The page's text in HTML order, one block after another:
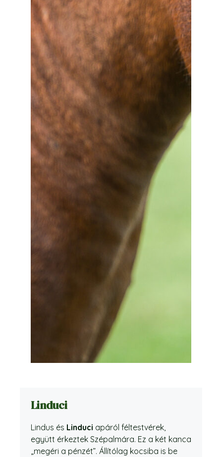
Linduci
Lindus és Linduci apáról féltestvérek,
együtt érkeztek Szépalmára. Ez a két kanca
„megéri a pénzét”. Állítólag kocsiba is be